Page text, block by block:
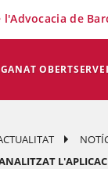
OBERT
l'Advocacia de